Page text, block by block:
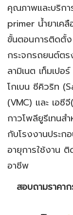
คุณภาพและบริกา
primer น้ำยาเค
ขั้นตอนการติดตั้
กระจกรถยนต์ต
ลามิเนต เท็มเปอ
โกเบน ซีคิวริท
(VMC) และ เอ
กาวโพลียูรีเทนส
กับโรงงานประ
อายุการใช้งาน
อาชีพ
สอบถามราคา